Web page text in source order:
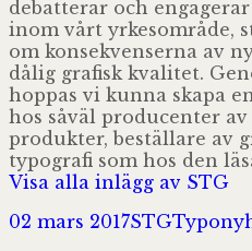
debatterar och
inom vårt yrkesområde,
om konsekvenserna av
dålig grafisk kvalitet.
hoppas vi kunna skapa
hos såväl producenter av
produkter, beställare av
typografi som hos den
Visa alla inlägg av STG
Postat
02 mars 2017Författare
STG